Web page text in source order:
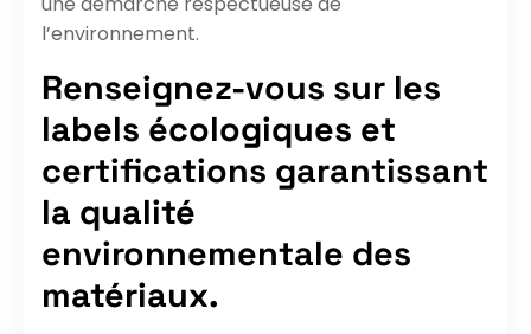
l’environnement.
Renseignez-vous sur les
labels écologiques et
certifications garantissant
la qualité
environnementale des
matériaux.